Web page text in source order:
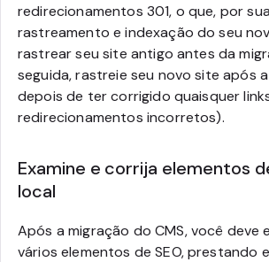
redirecionamentos 301, o que, por
rastreamento e indexação do seu
rastrear seu site antigo antes da
seguida, rastreie seu novo site após
depois de ter corrigido quaisquer
redirecionamentos incorretos).
Examine e corrija elementos
local
Após a migração do CMS, você deve
vários elementos de SEO, prestando